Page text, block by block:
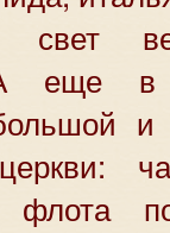
свет
еще в
и
флота